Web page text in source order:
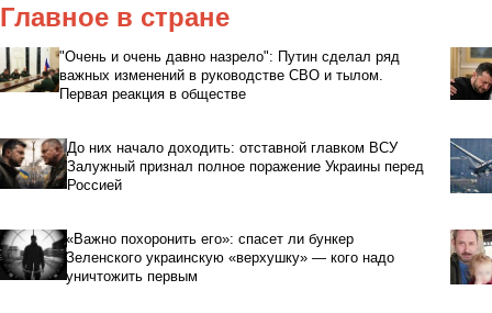
Главное в стране
"Очень и очень давно назрело": Путин сделал ряд
важных изменений в руководстве СВО и тылом.
Первая реакция в обществе
До них начало доходить: отставной главком ВСУ
Залужный признал полное поражение Украины перед
Россией
«Важно похоронить его»: спасет ли бункер
Зеленского украинскую «верхушку» — кого надо
уничтожить первым